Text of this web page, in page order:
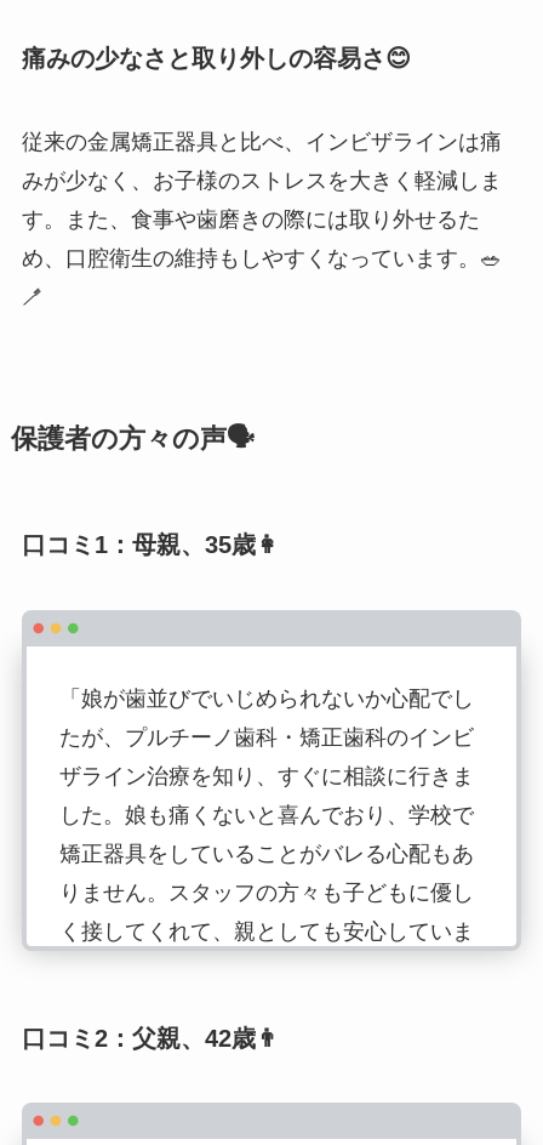
痛みの少なさと取り外しの容易さ😊
従来の金属矯正器具と比べ、インビザラインは痛
みが少なく、お子様のストレスを大きく軽減しま
す。また、食事や歯磨きの際には取り外せるた
め、口腔衛生の維持もしやすくなっています。🥗
🪥
保護者の方々の声🗣️
口コミ1：母親、35歳👩
「娘が歯並びでいじめられないか心配でし
たが、プルチーノ歯科・矯正歯科のインビ
ザライン治療を知り、すぐに相談に行きま
した。娘も痛くないと喜んでおり、学校で
矯正器具をしていることがバレる心配もあ
りません。スタッフの方々も子どもに優し
く接してくれて、親としても安心していま
口コミ2：父親、42歳👨